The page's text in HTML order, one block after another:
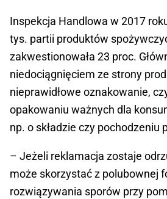
Inspekcja Handlowa w 2017
tys. partii produktów
zakwestionowała 23 proc.
niedociągnięciem ze strony
nieprawidłowe oznakowanie,
opakowaniu ważnych dla
np. o składzie czy pochodzeniu
– Jeżeli reklamacja zostaje
może skorzystać z polubownej
rozwiązywania sporów przy